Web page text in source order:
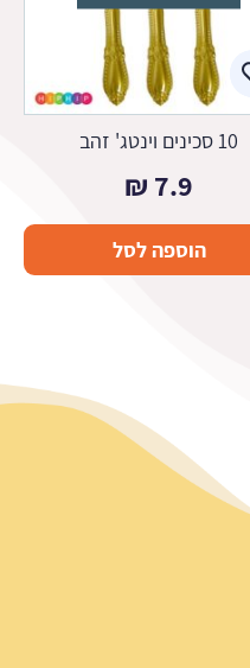
10 סכינים וינטג' זהב
7.9
₪
הוספה לסל